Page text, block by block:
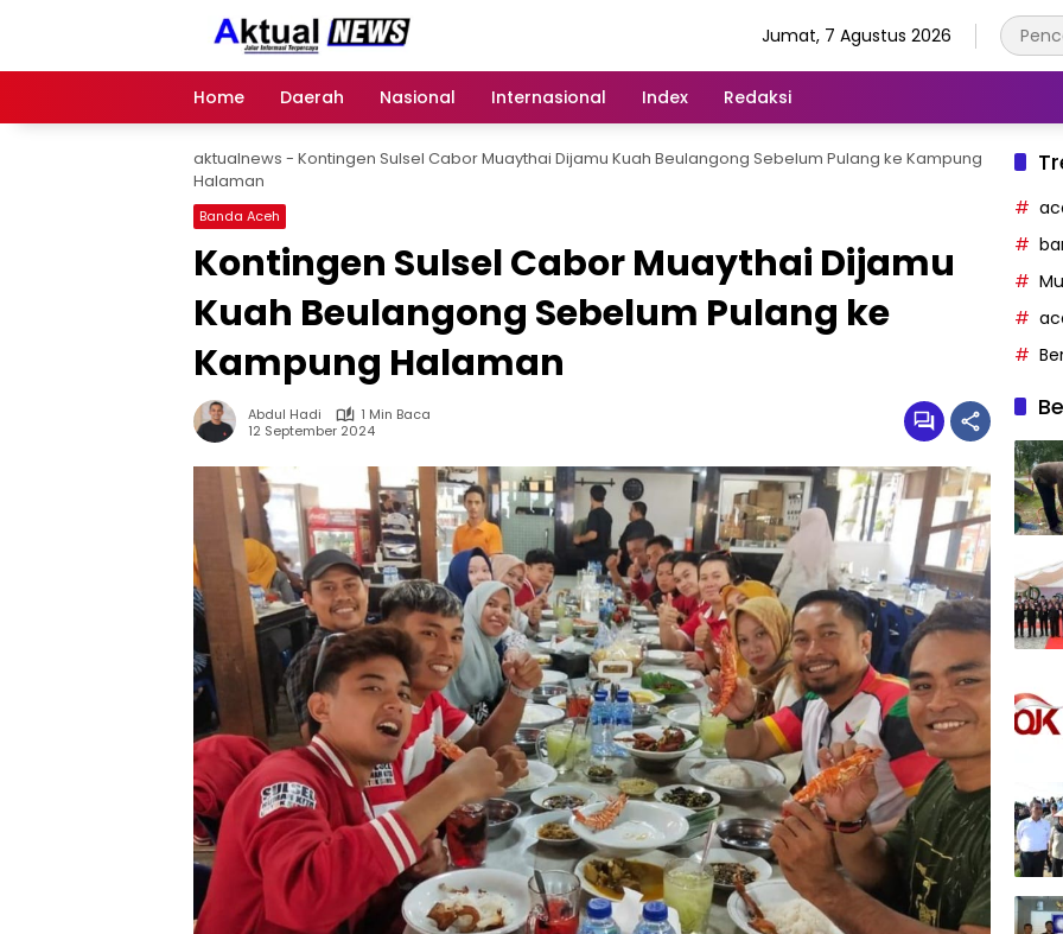
Jumat, 7 Agustus 2026
Home Daerah Nasional Internasional Index Redaksi
aktualnews - Kontingen Sulsel Cabor Muaythai Dijamu Kuah Beulangong Sebelum Pulang ke Kampung
Halaman
Banda Aceh
Kontingen Sulsel Cabor Muaythai Dijamu
Kuah Beulangong Sebelum Pulang ke
Kampung Halaman
Abdul Hadi
1 Min Baca
12 September 2024